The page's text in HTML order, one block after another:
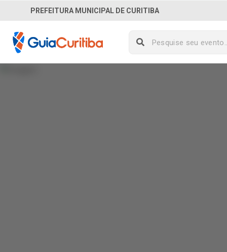
PREFEITURA MUNICIPAL DE CURITIBA